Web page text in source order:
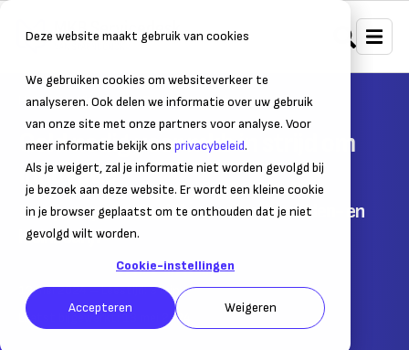
Deze website maakt gebruik van cookies
We gebruiken cookies om websiteverkeer te
analyseren. Ook delen we informatie over uw gebruik
van onze site met onze partners voor analyse. Voor
meer informatie bekijk ons privacybeleid.
Als je weigert, zal je informatie niet worden gevolgd bij
je bezoek aan deze website. Er wordt een kleine cookie
in je browser geplaatst om te onthouden dat je niet
gevolgd wilt worden.
Cookie-instellingen
Accepteren Weigeren
Home Nieuws Ondernemersnieuws
Geld nodig voor mkb in strijd om
innovatie
Europese potentie zit hem vooral in midden- en
kleinbedrijf
13 mei 2024– Leestijd:3min.
Laatst bijgewerkt:
13 mei 2024